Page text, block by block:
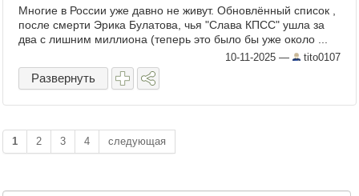
Многие в России уже давно не живут. Обновлённый список ,
после смерти Эрика Булатова, чья "Слава КПСС" ушла за
два с лишним миллиона (теперь это было бы уже около ...
10-11-2025 — tito0107
Развернуть
1 2 3 4 следующая